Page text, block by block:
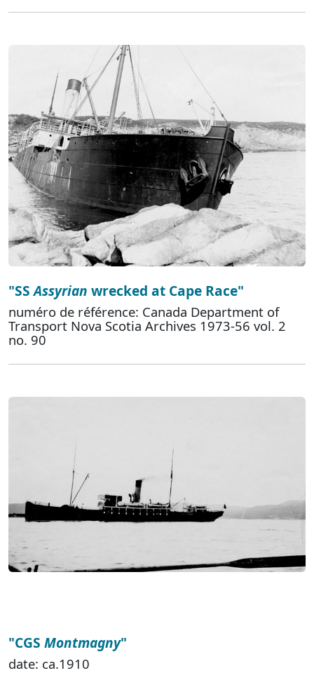
"SSAssyrian wrecked at Cape Race"
numéro de référence: Canada Department of
Transport Nova Scotia Archives 1973-56 vol. 2
no. 90
"CGS Montmagny"
date: ca.1910